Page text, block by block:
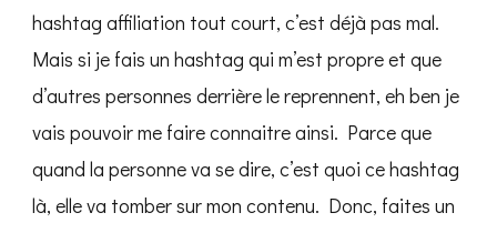
hashtag affiliation tout court, c’est déjà pas mal.
Mais si je fais un hashtag qui m’est propre et que
d’autres personnes derrière le reprennent, eh ben je
vais pouvoir me faire connaitre ainsi. Parce que
quand la personne va se dire, c’est quoi ce hashtag
là, elle va tomber sur mon contenu. Donc, faites un